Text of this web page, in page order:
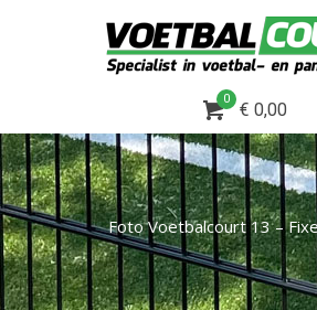
0
€ 0,00
Foto Voetbalcourt 13 –